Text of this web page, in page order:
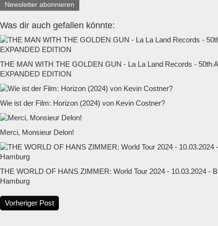
Newsletter abonnieren
Was dir auch gefallen könnte:
THE MAN WITH THE GOLDEN GUN - La La Land Records - 50th
EXPANDED EDITION
Wie ist der Film: Horizon (2024) von Kevin Costner?
Merci, Monsieur Delon!
THE WORLD OF HANS ZIMMER: World Tour 2024 - 10.03.2024 -
Hamburg
Vorheriger Post